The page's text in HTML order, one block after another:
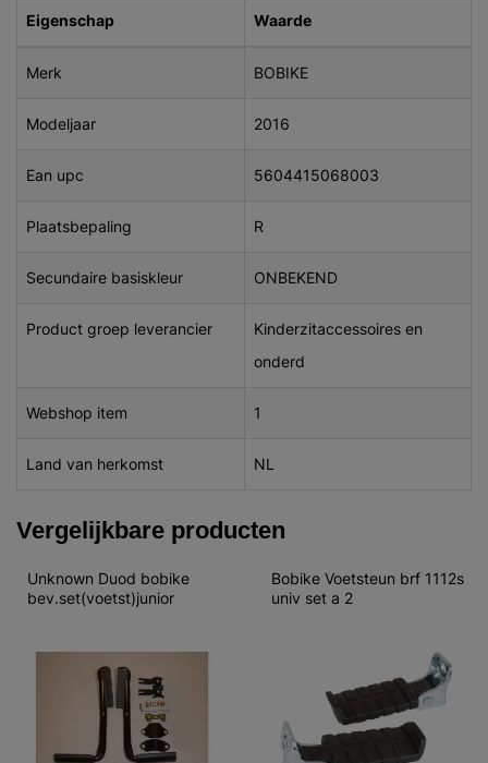
Eigenschap Waarde
Merk BOBIKE
Modeljaar 2016
Ean upc 5604415068003
Plaatsbepaling R
Secundaire basiskleur ONBEKEND
Product groep leverancier
Kinderzitaccessoires en
onderd
Webshop item 1
Land van herkomst NL
Vergelijkbare producten
Unknown Duod bobike
bev.set(voetst)junior
Bobike Voetsteun brf 1112s
univ set a 2